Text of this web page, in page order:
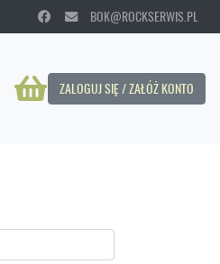
BOK@ROCKSERWIS.PL
ZALOGUJ SIĘ / ZAŁÓŻ KONTO